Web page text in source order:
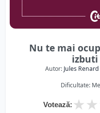
Nu te mai
izbuti
Autor: Jules Renard
Dificultate:
Votează: ★
★